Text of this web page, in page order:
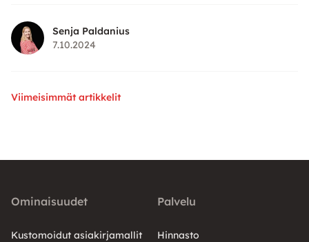
Senja Paldanius
7.10.2024
Viimeisimmät artikkelit
Ominaisuudet
Kustomoidut asiakirjamallit
Palvelu
Hinnasto